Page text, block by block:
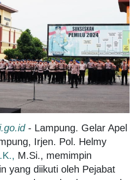
- Lampung. Gelar Apel
Irjen. Pol. Helmy
M.Si., memimpin
yang diikuti oleh Pejabat